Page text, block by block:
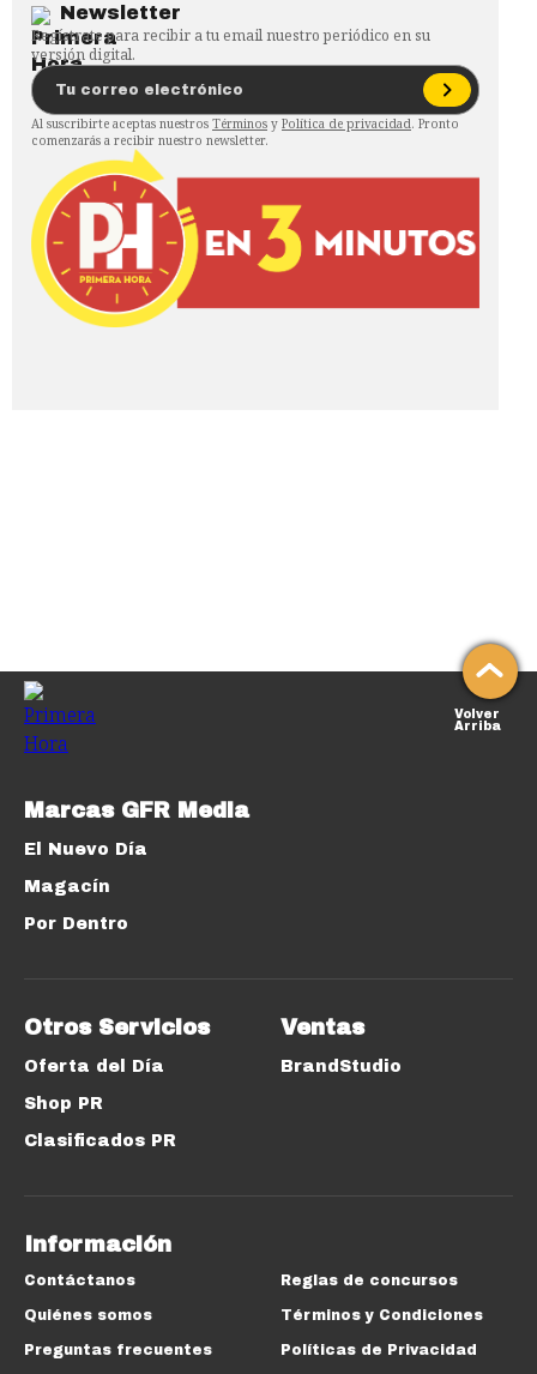
Newsletter
Regístrate para recibir a tu email nuestro periódico en su
versión digital.
Al suscribirte aceptas nuestros Términos y Política de privacidad. Pronto
comenzarás a recibir nuestro newsletter.
Volver
Arriba
Marcas GFR Media
El Nuevo Día
Magacín
Por Dentro
Otros Servicios
Oferta del Día
Shop PR
Clasificados PR
Ventas
BrandStudio
Información
Contáctanos
Quiénes somos
Preguntas frecuentes
Reglas de concursos
Términos y Condiciones
Políticas de Privacidad